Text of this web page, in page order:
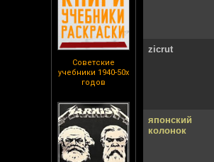
Советские
учебники 1940-50х
годов
zicrut
японский
колонок